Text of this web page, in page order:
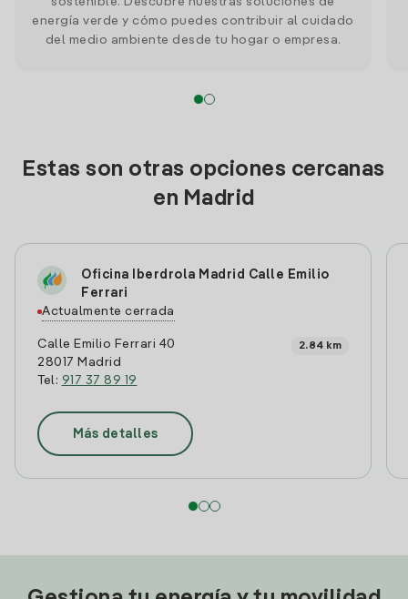
energía verde y cómo puedes contribuir al cuidado
del medio ambiente desde tu hogar o empresa.
Estas son otras opciones cercanas
en Madrid
Oficina Iberdrola Madrid Calle Emilio
Ferrari
Actualmente cerrada
Calle Emilio Ferrari 40
28017 Madrid
Tel: 917 37 89 19
2.84 km
Más detalles